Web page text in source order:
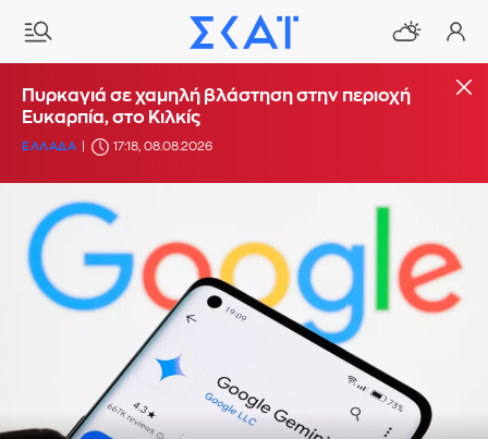
Πυρκαγιά σε χαμηλή βλάστηση στην περιοχή
Ευκαρπία, στο Κιλκίς
ΕΛΛΑΔΑ 17:18, 08.08.2026